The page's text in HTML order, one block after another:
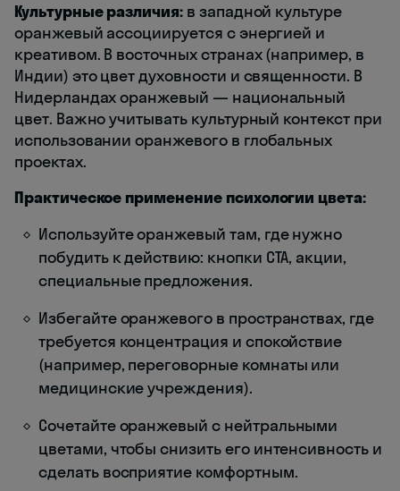
Культурные различия: в западной культуре
оранжевый ассоциируется с энергией и
креативом. В восточных странах (например, в
Индии) это цвет духовности и священности. В
Нидерландах оранжевый — национальный
цвет. Важно учитывать культурный контекст при
использовании оранжевого в глобальных
проектах.
Практическое применение психологии цвета:
Используйте оранжевый там, где нужно
побудить к действию: кнопки CTA, акции,
специальные предложения.
Избегайте оранжевого в пространствах, где
требуется концентрация и спокойствие
(например, переговорные комнаты или
медицинские учреждения).
Сочетайте оранжевый с нейтральными
цветами, чтобы снизить его интенсивность и
сделать восприятие комфортным.